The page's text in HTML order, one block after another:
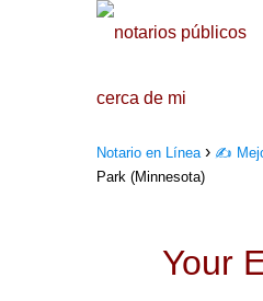
Notario en Línea ✍️
Park (Minnesota)
Your